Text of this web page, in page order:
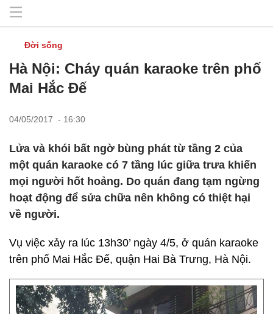
Đời sống
Hà Nội: Cháy quán karaoke trên phố
Mai Hắc Đế
04/05/2017 - 16:30
Lửa và khói bất ngờ bùng phát từ tầng 2 của
một quán karaoke có 7 tầng lúc giữa trưa khiến
mọi người hốt hoảng. Do quán đang tạm ngừng
hoạt động để sửa chữa nên không có thiệt hại
về người.
Vụ việc xảy ra lúc 13h30’ ngày 4/5, ở quán karaoke
trên phố Mai Hắc Đế, quận Hai Bà Trưng, Hà Nội.